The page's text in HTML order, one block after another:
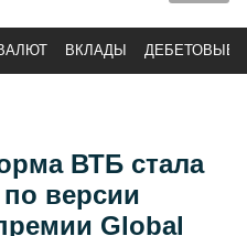
ВКЛАДЫ ДЕБЕТОВЫЕ
ВТБ стала
версии
Global